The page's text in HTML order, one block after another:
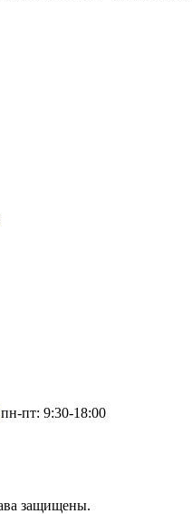
пн-пт: 9:30-18:00
защищены.